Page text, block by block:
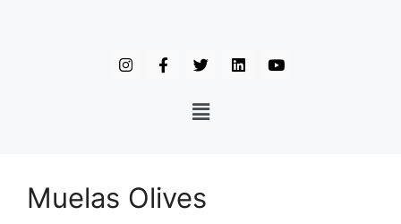
Muelas Olives